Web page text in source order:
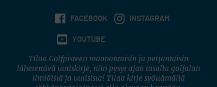
FACEBOOK INSTAGRAM
YOUTUBE
Tilaa Golfpisteen maanantaisin ja perjantaisin
lähetettävä uutiskirje, niin pysyt ajan tasalla golfalan
ilmiöistä ja uutisista! Tilaa kirje syöttämällä